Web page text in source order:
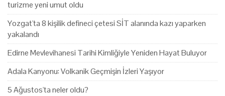
turizme yeni umut oldu
Yozgat'ta 8 kişilik defineci çetesi SİT alanında kazı yaparken
yakalandı
Edirne Mevlevihanesi Tarihi Kimliğiyle Yeniden Hayat Buluyor
Adala Kanyonu: Volkanik Geçmişin İzleri Yaşıyor
5 Ağustos'ta neler oldu?